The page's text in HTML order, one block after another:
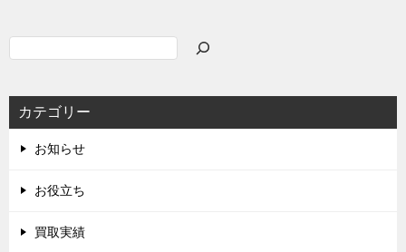
カテゴリー
お知らせ
お役立ち
買取実績